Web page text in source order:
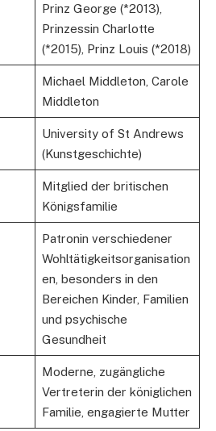
Prinz George (*2013),
Prinzessin Charlotte
(*2015), Prinz Louis (*2018)
Michael Middleton, Carole
Middleton
University of St Andrews
(Kunstgeschichte)
Mitglied der britischen
Königsfamilie
Patronin verschiedener
Wohltätigkeitsorganisation
en, besonders in den
Bereichen Kinder, Familien
und psychische
Gesundheit
Moderne, zugängliche
Vertreterin der königlichen
Familie, engagierte Mutter